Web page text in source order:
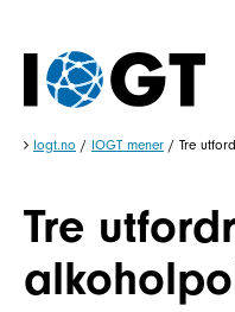
Iogt.no / IOGT mener / Tre
Tre